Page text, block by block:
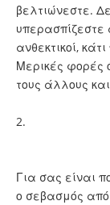
βελτιώνεστε.
υπερασπίζεστε
ανθεκτικοί,
Μερικές φορές
τους άλλους
2.
Για σας είναι
ο σεβασμός από